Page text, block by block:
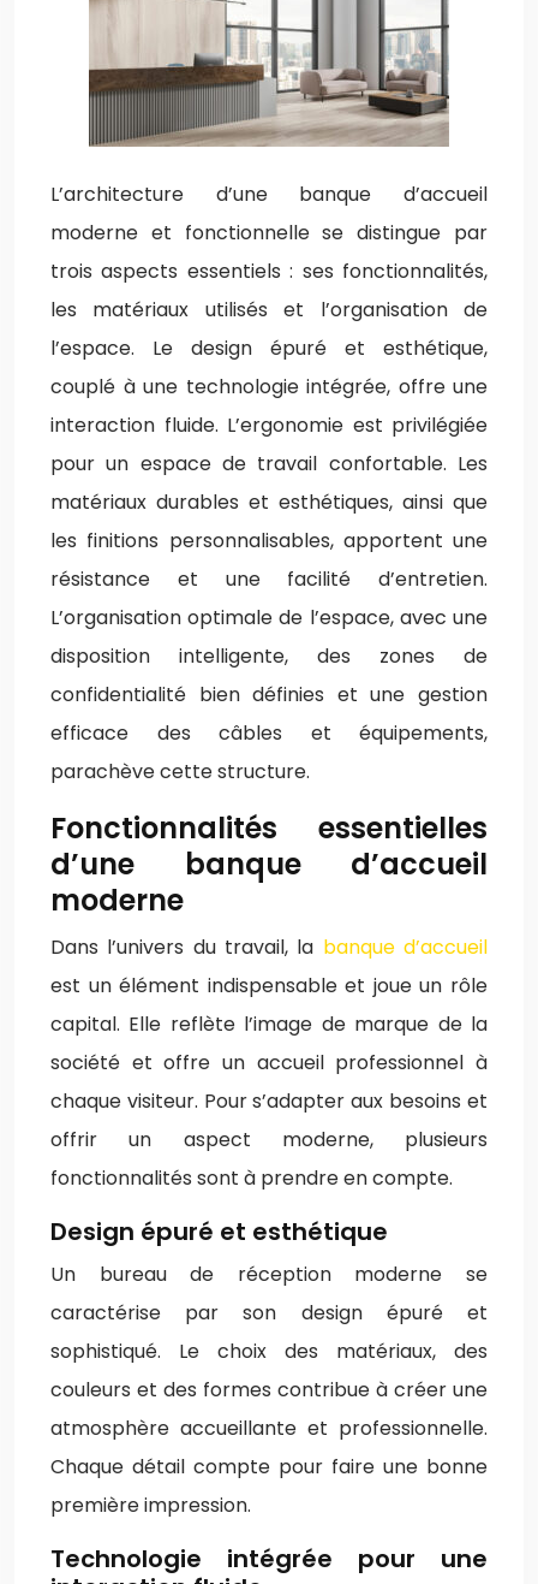
L’architecture d’une banque d’accueil
moderne et fonctionnelle se distingue par
trois aspects essentiels : ses fonctionnalités,
les matériaux utilisés et l’organisation de
l’espace. Le design épuré et esthétique,
couplé à une technologie intégrée, offre une
interaction fluide. L’ergonomie est privilégiée
pour un espace de travail confortable. Les
matériaux durables et esthétiques, ainsi que
les finitions personnalisables, apportent une
résistance et une facilité d’entretien.
L’organisation optimale de l’espace, avec une
disposition intelligente, des zones de
confidentialité bien définies et une gestion
efficace des câbles et équipements,
parachève cette structure.
Fonctionnalités essentielles
d’une banque d’accueil
moderne
Dans l’univers du travail, la banque d’accueil
est un élément indispensable et joue un rôle
capital. Elle reflète l’image de marque de la
société et offre un accueil professionnel à
chaque visiteur. Pour s’adapter aux besoins et
offrir un aspect moderne, plusieurs
fonctionnalités sont à prendre en compte.
Design épuré et esthétique
Un bureau de réception moderne se
caractérise par son design épuré et
sophistiqué. Le choix des matériaux, des
couleurs et des formes contribue à créer une
atmosphère accueillante et professionnelle.
Chaque détail compte pour faire une bonne
première impression.
Technologie intégrée pour une